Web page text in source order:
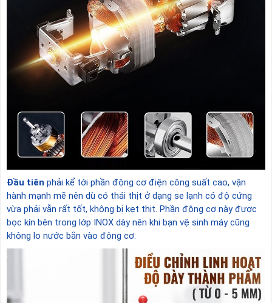
Đầu tiên phải kể tới phần động cơ điện công suất cao, vận
hành mạnh mẽ nên dù có thái thịt ở dạng se lạnh có độ cứng
vừa phải vẫn rất tốt, không bị kẹt thịt. Phần động cơ này được
bọc kín bên trong lớp INOX dày nên khi bạn vệ sinh máy cũng
không lo nước bắn vào động cơ.